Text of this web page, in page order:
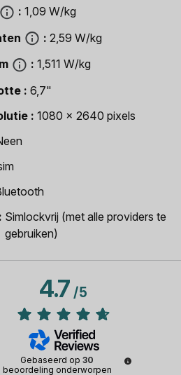
1,09 W/kg
2,59 W/kg
1,511 W/kg
6,7"
1080 x 2640 pixels
Simlockvrij (met alle providers te
gebruiken)
4.7/5
Gebaseerd op30
beoordeling onderworpen